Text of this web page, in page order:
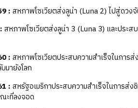
: สหภาพโซเวียตส่งลูน่า (Luna 2) ไปสู่ดว
: สหภาพโซเวียตส่งลูน่า 3 (Luna 3) และประ
: สหภาพโซเวียตประสบความสำเร็จในการ
มายังโลก
: สหรัฐอเมริกาประสบความสำเร็จในการส่
ะที่ลงจอด